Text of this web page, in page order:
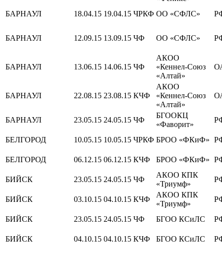
БАРНАУЛ 18.04.15 19.04.15 ЧРКФ ОО «СФЛС»
БАРНАУЛ 12.09.15 13.09.15 ЧФ ОО «СФЛС»
БАРНАУЛ 13.06.15 14.06.15 ЧФ
АКОО
«Кеннел-Союз
«Алтай»
БАРНАУЛ 22.08.15 23.08.15 КЧФ
АКОО
«Кеннел-Союз
«Алтай»
БАРНАУЛ 23.05.15 24.05.15 ЧФ
БГООКЦ
«Фаворит»
БЕЛГОРОД 10.05.15 10.05.15 ЧРКФ БРОО «ФКиФ»
БЕЛГОРОД 06.12.15 06.12.15 КЧФ БРОО «ФКиФ»
БИЙСК 23.05.15 24.05.15 ЧФ
АКОО КПК
«Триумф»
БИЙСК 03.10.15 04.10.15 КЧФ
АКОО КПК
«Триумф»
БИЙСК 23.05.15 24.05.15 ЧФ БГОО КСиЛС
БИЙСК 04.10.15 04.10.15 КЧФ БГОО КСиЛС